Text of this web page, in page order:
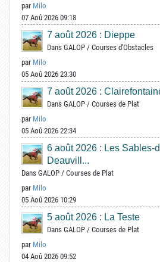
par Milo
07 Aoû 2026 09:18
7 août 2026 : Dieppe
Dans GALOP / Courses d'Obstacles
par Milo
05 Aoû 2026 23:30
7 août 2026 :
Dans GALOP / Courses de Plat
par Milo
05 Aoû 2026 22:34
6 août 2026 : Les Sables-
Deauvill...
Dans GALOP / Courses de Plat
par Milo
05 Aoû 2026 10:29
5 août 2026 : La Teste
Dans GALOP / Courses de Plat
par Milo
04 Aoû 2026 09:52